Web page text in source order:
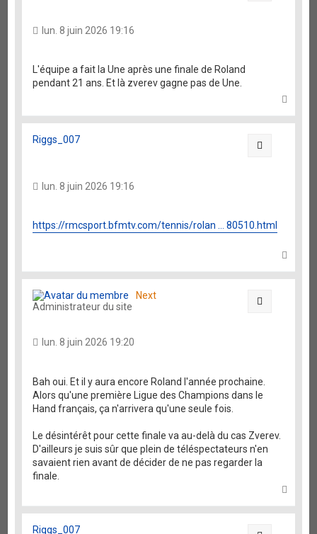
lun. 8 juin 2026 19:16
L'équipe a fait la Une après une finale de Roland
pendant 21 ans. Et là zverev gagne pas de Une.
u
Riggs_007
lun. 8 juin 2026 19:16
https://rmcsport.bfmtv.com/tennis/rolan ... 80510.html
u
Next
Administrateur du site
lun. 8 juin 2026 19:20
Bah oui. Et il y aura encore Roland l'année prochaine.
Alors qu'une première Ligue des Champions dans le
Hand français, ça n'arrivera qu'une seule fois.
Le désintérêt pour cette finale va au-delà du cas Zverev.
D'ailleurs je suis sûr que plein de téléspectateurs n'en
savaient rien avant de décider de ne pas regarder la
finale.
u
Riggs_007